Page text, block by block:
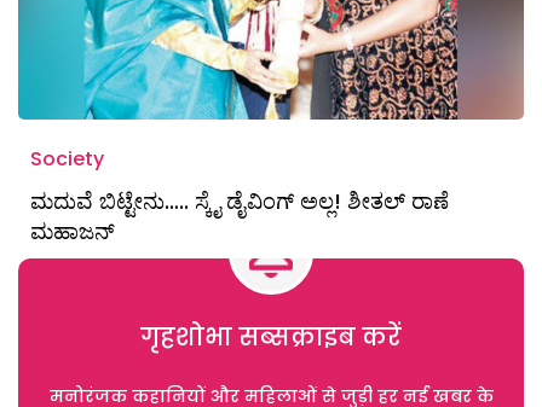
Society
ಮದುವೆ ಬಿಟ್ಟೇನು….. ಸ್ಕೈ ಡೈವಿಂಗ್‌ ಅಲ್ಲ! ಶೀತಲ್ ರಾಣೆ
ಮಹಾಜನ್‌
गृहशोभा सब्सक्राइब करें
मनोरंजक कहानियों और महिलाओं से जुड़ी हर नई खबर के